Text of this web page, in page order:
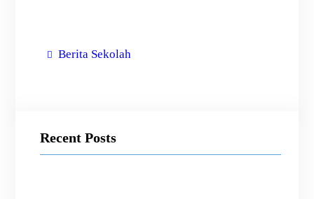
Berita Sekolah
Recent Posts